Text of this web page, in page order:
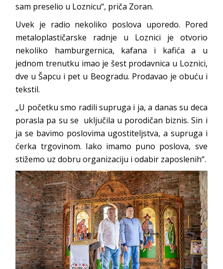
sam preselio u Loznicu“, priča Zoran.
Uvek je radio nekoliko poslova uporedo. Pored
metaloplastičarske radnje u Loznici je otvorio
nekoliko hamburgernica, kafana i kafića a u
jednom trenutku imao je šest prodavnica u Loznici,
dve u Šapcu i pet u Beogradu. Prodavao je obuću i
tekstil.
„U početku smo radili supruga i ja, a danas su deca
porasla pa su se uključila u porodičan biznis. Sin i
ja se bavimo poslovima ugostiteljstva, a supruga i
ćerka trgovinom. Iako imamo puno poslova, sve
stižemo uz dobru organizaciju i odabir zaposlenih“.